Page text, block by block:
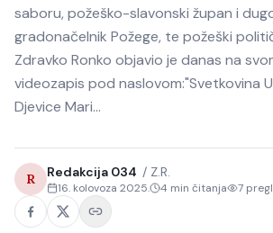
Život
Kultura
Sport
saboru, požeško-slavonski župan i
gradonačelnik Požege, te požeški
Zdravko Ronko objavio je danas na
videozapis pod naslovom:"Svetkovina
Djevice Mari…
R Redakcija 034 / Z.R.
16. kolovoza 2025. 4 min čitanja 7